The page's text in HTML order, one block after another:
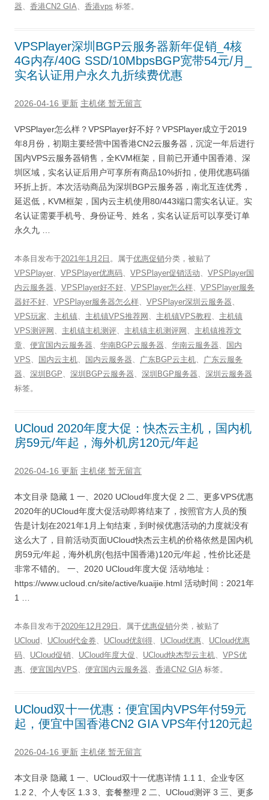
器
香港CN2 GIA 香港vps 标签。
VPSPlayer深圳BGP云服务器新年促销_4核
4G内存/40G SSD/10MbpsBGP宽带54元/月_
实名认证用户永久九折续费优惠
2026-04-16 更新 主机佬 暂无留言
VPSPlayer怎么样？VPSPlayer好不好？VPSPlayer成立于2019
年8月份，初期主要经营中国香港CN2云服务器，沉淀一年后进行
国内VPS云服务器销售，全KVM框架，目前已开通中国香港、深
圳区域，实名认证后用户可享所有商品10%折扣，使用优惠码循
环折上折。本次活动商品为深圳BGP云服务器，南北互连优秀，
延迟低，KVM框架，国内云主机使用80/443端口需实名认证。实
名认证需要手机号、身份证号、姓名，实名认证后可以享受订单
永久九 …
本条目发布于2021年1月2日 。属于优惠促销分类，被贴了
VPSPlayer
VPSPlayer优惠码 VPSPlayer促销活动
VPSPlayer国
内云服务器
VPSPlayer好不好 VPSPlayer怎么样
VPSPlayer服务
器好不好
VPSPlayer服务器怎么样 VPSPlayer深圳云服务器
VPS玩家
主机镇 主机镇VPS推荐网 主机镇VPS教程
主机镇
VPS测评网
主机镇主机测评 主机镇主机测评网
主机镇推荐文
章
便宜国内云服务器 华南BGP云服务器 华南云服务器
国内
VPS
国内云主机 国内云服务器 广东BGP云主机
广东云服务
器
深圳BGP 深圳BGP云服务器 深圳BGP服务器
深圳云服务器
标签。
UCloud 2020年度大促：快杰云主机，国内机
房59元/年起，海外机房120元/年起
2026-04-16 更新 主机佬 暂无留言
本文目录 隐藏 1 一、2020 UCloud年度大促 2 二、更多VPS优惠
2020年的UCloud年度大促活动即将结束了，按照官方人员的预
告是计划在2021年1月上旬结束，到时候优惠活动的力度就没有
这么大了，目前活动页面UCloud快杰云主机的价格依然是国内机
房59元/年起，海外机房(包括中国香港)120元/年起，性价比还是
非常不错的。 一、2020 UCloud年度大促 活动地址：
https://www.ucloud.cn/site/active/kuaijie.html 活动时间：2021年
1 …
本条目发布于2020年12月29日 。属于优惠促销分类，被贴了
UCloud
UCloud代金券 UCloud优刻得 UCloud优惠
UCloud优惠
码
UCloud促销 UCloud年度大促 UCloud快杰型云主机
VPS优
惠
便宜国内VPS 便宜国内云服务器 香港CN2 GIA 标签。
UCloud双十一优惠：便宜国内VPS年付59元
起，便宜中国香港CN2 GIA VPS年付120元起
2026-04-16 更新 主机佬 暂无留言
本文目录 隐藏 1 一、UCloud双十一优惠详情 1.1 1、企业专区
1.2 2、个人专区 1.3 3、套餐整理 2 二、UCloud测评 3 三、更多